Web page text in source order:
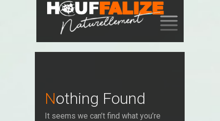
Nothing Found
It seems we can’t find what you’re